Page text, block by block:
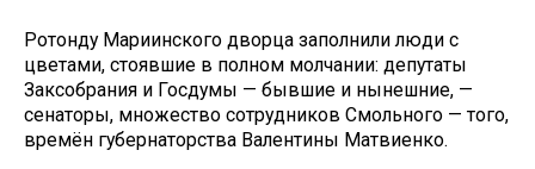
Ротонду Мариинского дворца заполнили люди с
цветами, стоявшие в полном молчании: депутаты
Заксобрания и Госдумы — бывшие и нынешние, —
сенаторы, множество сотрудников Смольного — того,
времён губернаторства Валентины Матвиенко.